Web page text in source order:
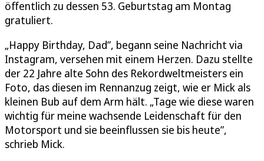
öffentlich zu dessen 53. Geburtstag am Montag
gratuliert.
„Happy Birthday, Dad”, begann seine Nachricht via
Instagram, versehen mit einem Herzen. Dazu stellte
der 22 Jahre alte Sohn des Rekordweltmeisters ein
Foto, das diesen im Rennanzug zeigt, wie er Mick als
kleinen Bub auf dem Arm hält. „Tage wie diese waren
wichtig für meine wachsende Leidenschaft für den
Motorsport und sie beeinflussen sie bis heute”,
schrieb Mick.